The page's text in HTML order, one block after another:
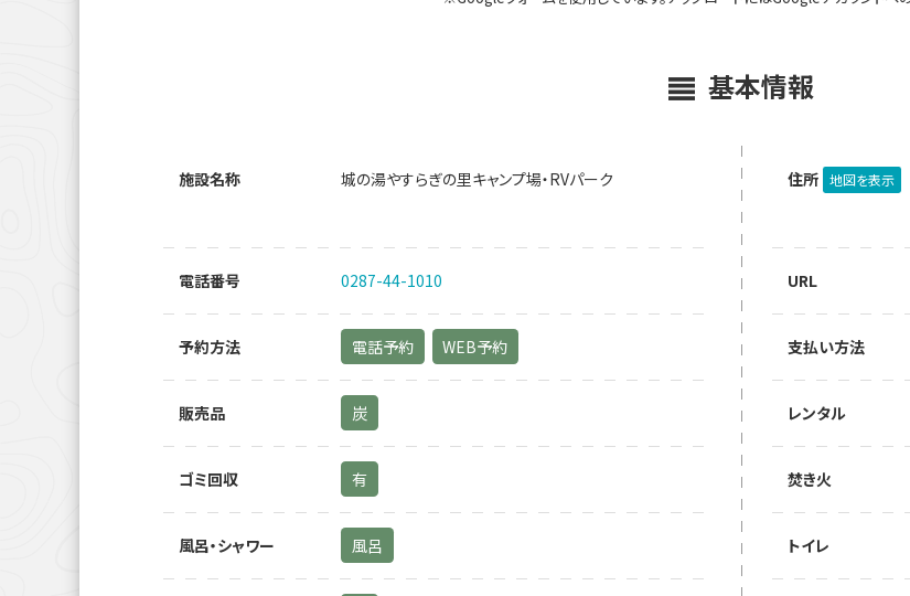
基本情報
施設名称 城の湯やすらぎの里キャンプ場・RVパーク 住所 地図を表示
電話番号 0287-44-1010 URL
予約方法 電話予約 WEB予約 支払い方法
販売品 炭 レンタル
ゴミ回収 有 焚き火
風呂・シャワー 風呂 トイレ